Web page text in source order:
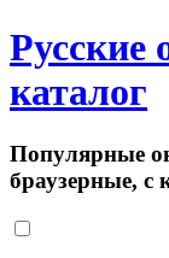
Русские
каталог
Популярные
браузерные, с